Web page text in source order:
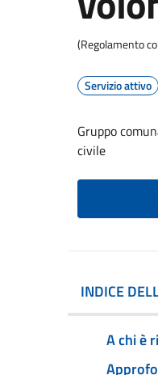
(Regolamento
Servizio attivo
Gruppo
civile
INDICE
A chi è